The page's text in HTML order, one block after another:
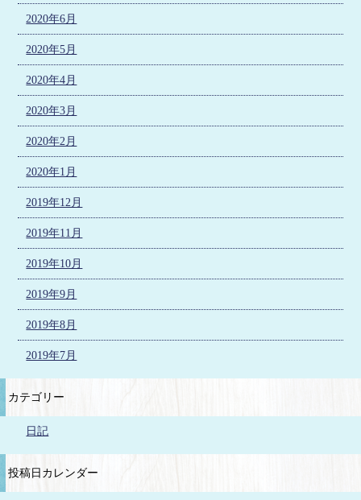
2020年6月
2020年5月
2020年4月
2020年3月
2020年2月
2020年1月
2019年12月
2019年11月
2019年10月
2019年9月
2019年8月
2019年7月
カテゴリー
日記
投稿日カレンダー